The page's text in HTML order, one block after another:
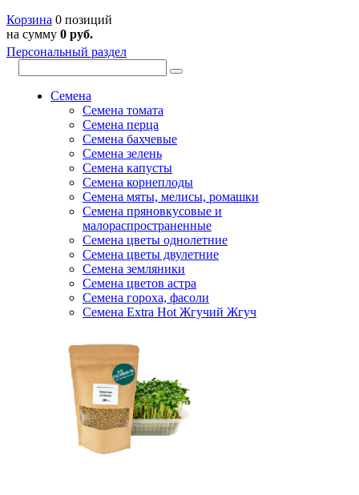
Корзина 0 позиций
на сумму 0 руб.
Персональный раздел
Семена
Семена томата
Семена перца
Семена бахчевые
Семена зелень
Семена капусты
Семена корнеплоды
Семена мяты, мелисы, ромашки
Семена пряновкусовые и
малораспространенные
Семена цветы однолетние
Семена цветы двулетние
Семена земляники
Семена цветов астра
Семена гороха, фасоли
Семена Extra Hot Жгучий Жгуч